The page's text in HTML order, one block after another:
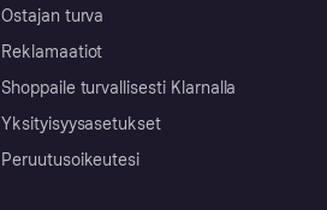
Ostajan turva
Reklamaatiot
Shoppaile turvallisesti Klarnalla
Yksityisyysasetukset
Peruutusoikeutesi